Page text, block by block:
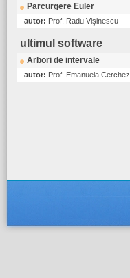
Parcurgere Euler
autor: Prof. Radu Vişinescu
ultimul software
Arbori de intervale
autor: Prof. Emanuela Cerchez